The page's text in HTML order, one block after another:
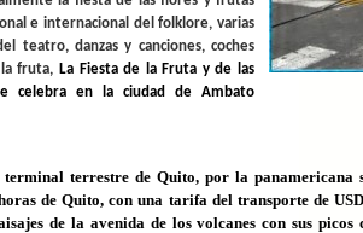
e internacional del folklore, varias
teatro, danzas y canciones, coches
fruta,
La Fiestade la Fruta y de las
celebra en la ciudad de Ambato
terminal terrestre de Quito, por la panamericana
de Quito, con una tarifa del transporte de
de la avenida de los volcanes con sus picos